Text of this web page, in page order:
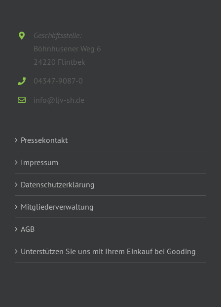
Geschäftsstelle:
Böhnhusener Weg 6
24220 Flintbek
04347-9087-0
info@ljv-sh.de
Pressekontakt
Impressum
Datenschutzerklärung
Mitgliederverwaltung
AGB
Unterstützen Sie uns mit Ihrem Einkauf bei Gooding